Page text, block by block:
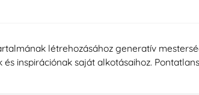
létrehozásához generatív
inspirációnak saját alkotásaihoz.